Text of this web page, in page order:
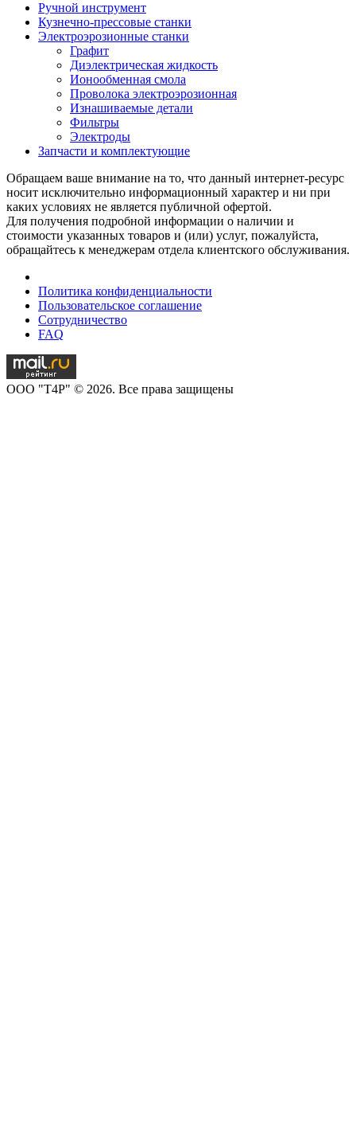
Ручной инструмент
Кузнечно-прессовые станки
Электроэрозионные станки
Графит
Диэлектрическая жидкость
Ионообменная смола
Проволока электроэрозионная
Изнашиваемые детали
Фильтры
Электроды
Запчасти и комплектующие
Обращаем ваше внимание на то, что данный интернет-ресурс
носит исключительно информационный характер и ни при
каких условиях не является публичной офертой.
Для получения подробной информации о наличии и
стоимости указанных товаров и (или) услуг, пожалуйста,
обращайтесь к менеджерам отдела клиентского обслуживания.
Политика конфиденциальности
Пользовательское соглашение
Сотрудничество
FAQ
OOO "T4P" © 2026. Все права защищены